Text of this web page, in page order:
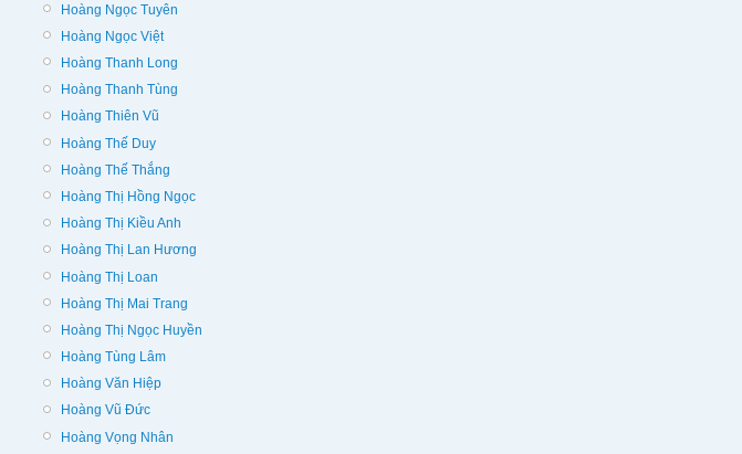
Hoàng Ngọc Tuyên
Hoàng Ngọc Việt
Hoàng Thanh Long
Hoàng Thanh Tùng
Hoàng Thiên Vũ
Hoàng Thế Duy
Hoàng Thế Thắng
Hoàng Thị Hồng Ngọc
Hoàng Thị Kiều Anh
Hoàng Thị Lan Hương
Hoàng Thị Loan
Hoàng Thị Mai Trang
Hoàng Thị Ngọc Huyền
Hoàng Tùng Lâm
Hoàng Văn Hiệp
Hoàng Vũ Đức
Hoàng Vọng Nhân